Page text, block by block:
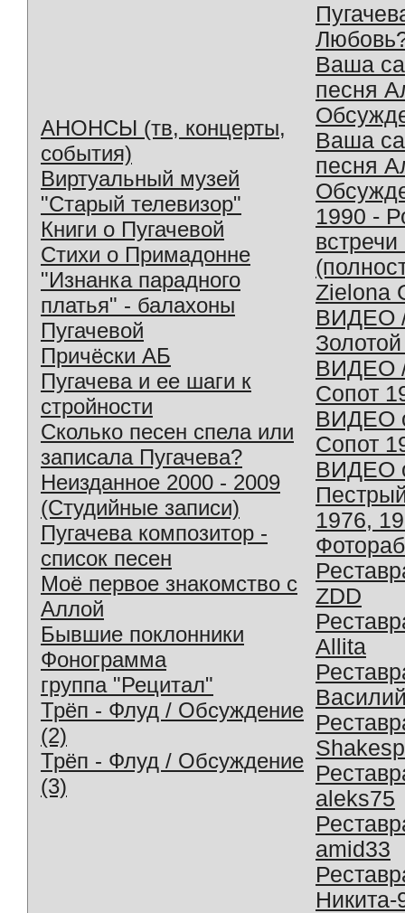
АНОНСЫ (тв, концерты,
события)
Виртуальный музей
"Старый телевизор"
Книги о Пугачевой
Стихи о Примадонне
"Изнанка парадного
платья" - балахоны
Пугачевой
Причёски АБ
Пугачева и ее шаги к
стройности
Сколько песен спела или
записала Пугачева?
Неизданное 2000 - 2009
(Студийные записи)
Пугачева композитор -
список песен
Моё первое знакомство с
Аллой
Бывшие поклонники
Фонограмма
группа "Рецитал"
Трёп - Флуд / Обсуждение
(2)
Трёп - Флуд / Обсуждение
(3)
Ваша
песня
Ваша
песня
1990 -
Zielona
ВИДЕО
ВИДЕО
Сопот
ВИДЕО
Сопот
ВИДЕО
1976,
ZDD
Allita
aleks75
amid33
Никита-